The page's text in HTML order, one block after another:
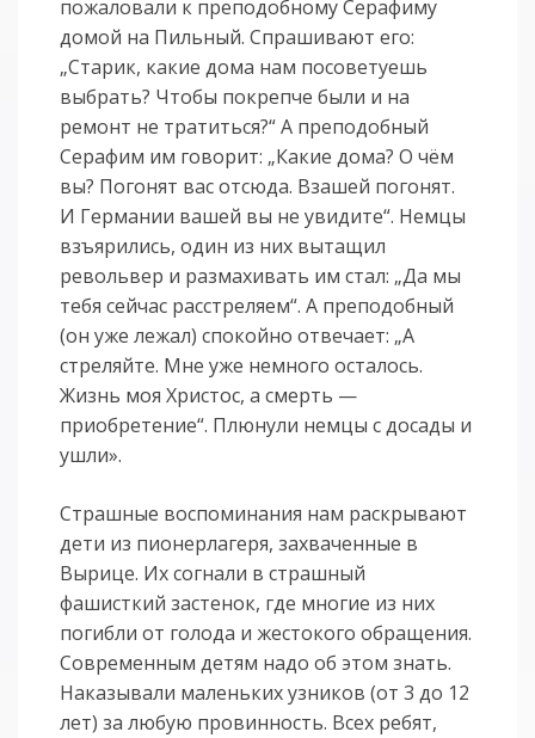
пожаловали к преподобному Серафиму
домой на Пильный. Спрашивают его:
„Старик, какие дома нам посоветуешь
выбрать? Чтобы покрепче были и на
ремонт не тратиться?“ А преподобный
Серафим им говорит: „Какие дома? О чём
вы? Погонят вас отсюда. Взашей погонят.
И Германии вашей вы не увидите“. Немцы
взъярились, один из них вытащил
револьвер и размахивать им стал: „Да мы
тебя сейчас расстреляем“. А преподобный
(он уже лежал) спокойно отвечает: „А
стреляйте. Мне уже немного осталось.
Жизнь моя Христос, а смерть —
приобретение“. Плюнули немцы с досады и
ушли».
Страшные воспоминания нам раскрывают
дети из пионерлагеря, захваченные в
Вырице. Их согнали в страшный
фашисткий застенок, где многие из них
погибли от голода и жестокого обращения.
Современным детям надо об этом знать.
Наказывали маленьких узников (от 3 до 12
лет) за любую провинность. Всех ребят,